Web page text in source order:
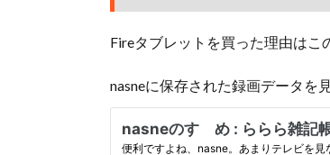
Fireタブレットを買った理由はこ
nasneに保存された録画データを